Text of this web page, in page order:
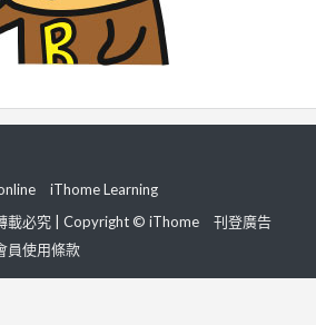
iThome Learning
載必究 | Copyright © iThome
刊登廣告
員使用條款